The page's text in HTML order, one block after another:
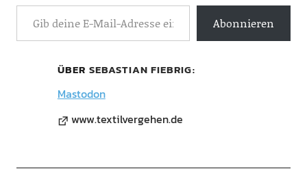
Abonnieren
ÜBER SEBASTIAN FIEBRIG
Mastodon
www.textilvergehen.de